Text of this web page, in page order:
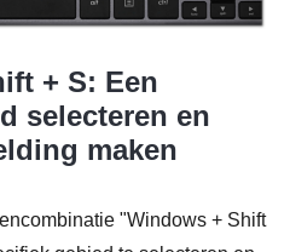
+ S: Een
selecteren en
maken
"Windows + Shift